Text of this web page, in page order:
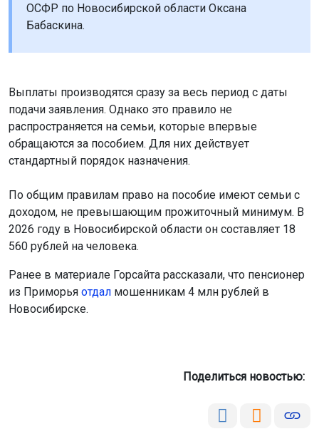
ОСФР по Новосибирской области Оксана
Бабаскина.
Выплаты производятся сразу за весь период с даты
подачи заявления. Однако это правило не
распространяется на семьи, которые впервые
обращаются за пособием. Для них действует
стандартный порядок назначения.
По общим правилам право на пособие имеют семьи с
доходом, не превышающим прожиточный минимум. В
2026 году в Новосибирской области он составляет 18
560 рублей на человека.
Ранее в материале Горсайта рассказали, что пенсионер
из Приморья отдал мошенникам 4 млн рублей в
Новосибирске.
Поделиться новостью: